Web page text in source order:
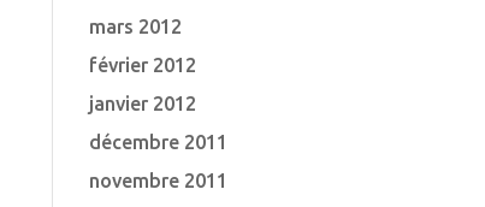
mars 2012
février 2012
janvier 2012
décembre 2011
novembre 2011